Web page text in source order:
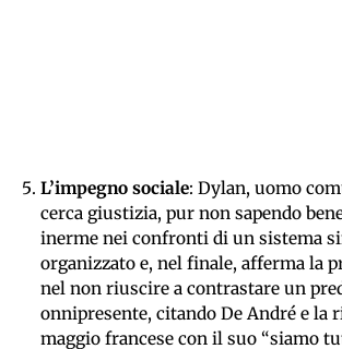
L’impegno sociale: Dylan, uomo
cerca giustizia, pur non sapendo
inerme nei confronti di un sistema
organizzato e, nel finale, afferma la
nel non riuscire a contrastare un
onnipresente, citando De André e la
maggio francese con il suo “siamo